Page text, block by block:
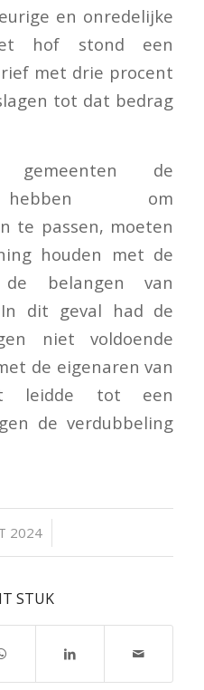
en onredelijke
hof stond een
met drie procent
tot dat bedrag
gemeenten de
hebben om
te passen, moeten
houden met de
belangen van
In dit geval had de
niet voldoende
de eigenaren van
leidde tot een
de verdubbeling
2024
STUK